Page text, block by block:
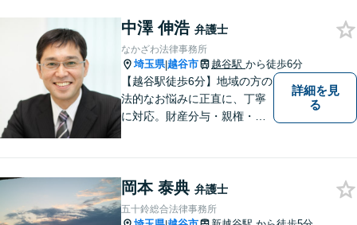
中澤 伸浩 弁護士
なかざわ法律事務所
埼玉県|越谷市 越谷駅 から徒歩6分
【越谷駅徒歩6分】地域の方の
法的なお悩みに正直に、丁寧
に対応。財産分与・親権・養
近なお困りごとはお気軽にご
相談ください。
詳細を見
る
岡本 泰典 弁護士
五十鈴総合法律事務所